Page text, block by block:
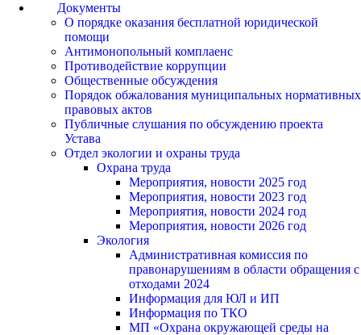
Документы
О порядке оказания бесплатной юридической
помощи
Антимонопольный комплаенс
Противодействие коррупции
Общественные обсуждения
Порядок обжалования муниципальных нормативных
правовых актов
Публичные слушания по обсуждению проекта
Устава
Отдел экологии и охраны труда
Охрана труда
Мероприятия, новости 2025 год
Мероприятия, новости 2023 год
Мероприятия, новости 2024 год
Мероприятия, новости 2026 год
Экология
Административная комиссия по
правонарушениям в области обращения с
отходами 2024
Информация для ЮЛ и ИП
Информация по ТКО
МП «Охрана окружающей среды на